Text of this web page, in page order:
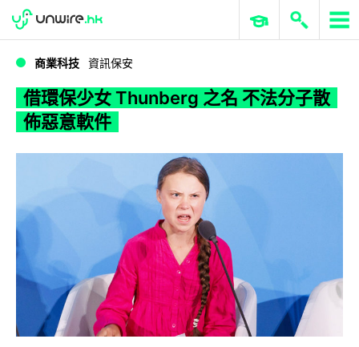
WWDC 2026 ERP 與商業 AI
商業科技 資訊保安
借環保少女 Thunberg 之名 不法分子散
佈惡意軟件